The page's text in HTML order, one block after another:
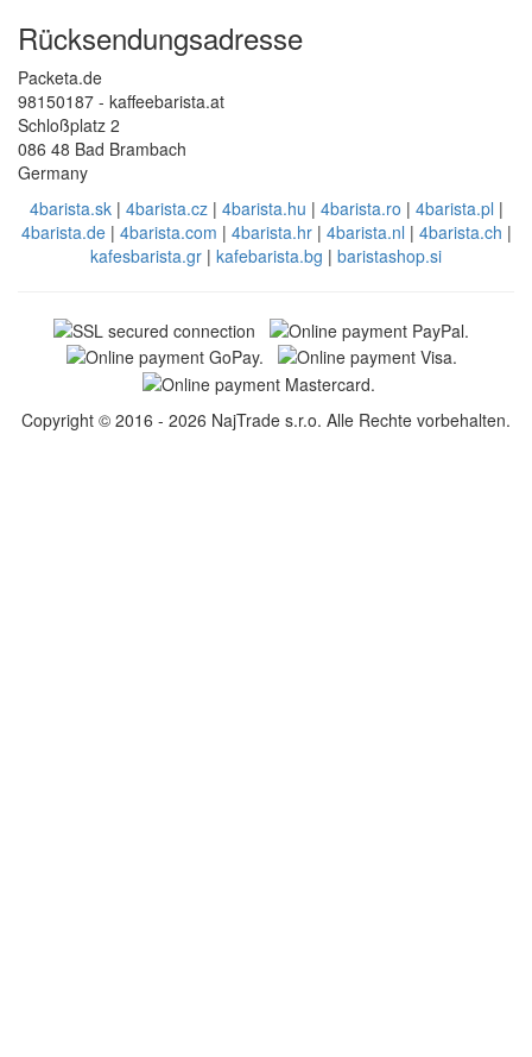
Rücksendungsadresse
Packeta.de
98150187 - kaffeebarista.at
Schloßplatz 2
086 48 Bad Brambach
Germany
4barista.sk| 4barista.cz| 4barista.hu | 4barista.ro | 4barista.pl |
4barista.de| 4barista.com | 4barista.hr| 4barista.nl | 4barista.ch |
kafesbarista.gr | kafebarista.bg | baristashop.si
Copyright © 2016 - 2026 NajTrade s.r.o. Alle Rechte vorbehalten.